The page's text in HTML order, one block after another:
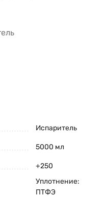
Испаритель
5000 мл
+250
Уплотнение:
ПТФЭ